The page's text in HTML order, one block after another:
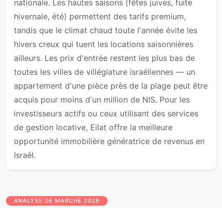
nationale. Les hautes saisons (fêtes juives, fuite
hivernale, été) permettent des tarifs premium,
tandis que le climat chaud toute l'année évite les
hivers creux qui tuent les locations saisonnières
ailleurs. Les prix d'entrée restent les plus bas de
toutes les villes de villégiature israéliennes — un
appartement d'une pièce près de la plage peut être
acquis pour moins d'un million de NIS. Pour les
investisseurs actifs ou ceux utilisant des services
de gestion locative, Eilat offre la meilleure
opportunité immobilière génératrice de revenus en
Israël.
ANALYSE DE MARCHÉ 2026